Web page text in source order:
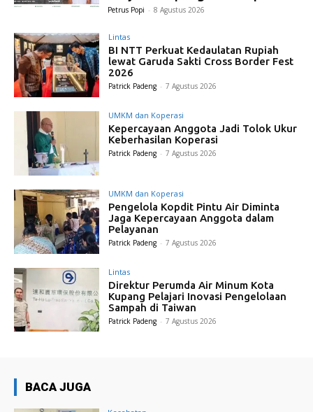
Petrus Popi - 8 Agustus 2026
Lintas
BI NTT Perkuat Kedaulatan Rupiah
lewat Garuda Sakti Cross Border Fest
2026
Patrick Padeng - 7 Agustus 2026
UMKM dan Koperasi
Kepercayaan Anggota Jadi Tolok Ukur
Keberhasilan Koperasi
Patrick Padeng - 7 Agustus 2026
UMKM dan Koperasi
Pengelola Kopdit Pintu Air Diminta
Jaga Kepercayaan Anggota dalam
Pelayanan
Patrick Padeng - 7 Agustus 2026
Lintas
Direktur Perumda Air Minum Kota
Kupang Pelajari Inovasi Pengelolaan
Sampah di Taiwan
Patrick Padeng - 7 Agustus 2026
BACA JUGA